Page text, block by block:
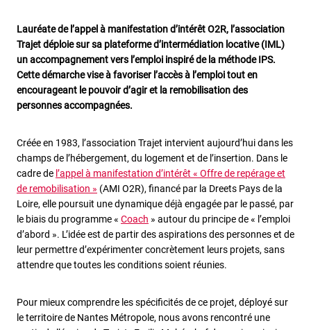
Lauréate de l’appel à manifestation d’intérêt O2R, l’association
Trajet déploie sur sa plateforme d’intermédiation locative (IML)
un accompagnement vers l’emploi inspiré de la méthode IPS.
Cette démarche vise à favoriser l’accès à l’emploi tout en
encourageant le pouvoir d’agir et la remobilisation des
personnes accompagnées.
Créée en 1983, l’association Trajet intervient aujourd’hui dans les
champs de l’hébergement, du logement et de l’insertion. Dans le
cadre de l’appel à manifestation d’intérêt « Offre de repérage et
de remobilisation » (AMI O2R), financé par la Dreets Pays de la
Loire, elle poursuit une dynamique déjà engagée par le passé, par
le biais du programme « Coach » autour du principe de « l’emploi
d’abord ». L’idée est de partir des aspirations des personnes et de
leur permettre d’expérimenter concrètement leurs projets, sans
attendre que toutes les conditions soient réunies.
Pour mieux comprendre les spécificités de ce projet, déployé sur
le territoire de Nantes Métropole, nous avons rencontré une